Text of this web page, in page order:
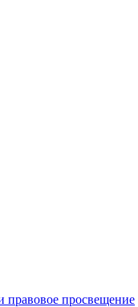
правовое просвещение